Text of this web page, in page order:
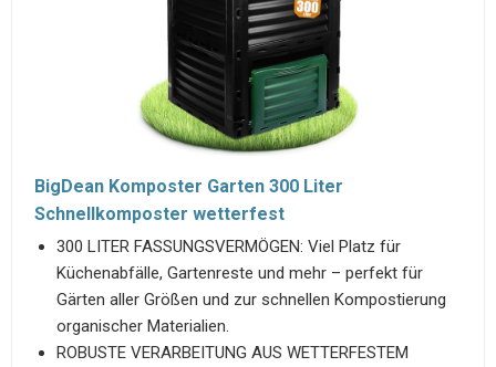
BigDean Komposter Garten 300 Liter
Schnellkomposter wetterfest
300 LITER FASSUNGSVERMÖGEN: Viel Platz für
Küchenabfälle, Gartenreste und mehr – perfekt für
Gärten aller Größen und zur schnellen Kompostierung
organischer Materialien.
ROBUSTE VERARBEITUNG AUS WETTERFESTEM